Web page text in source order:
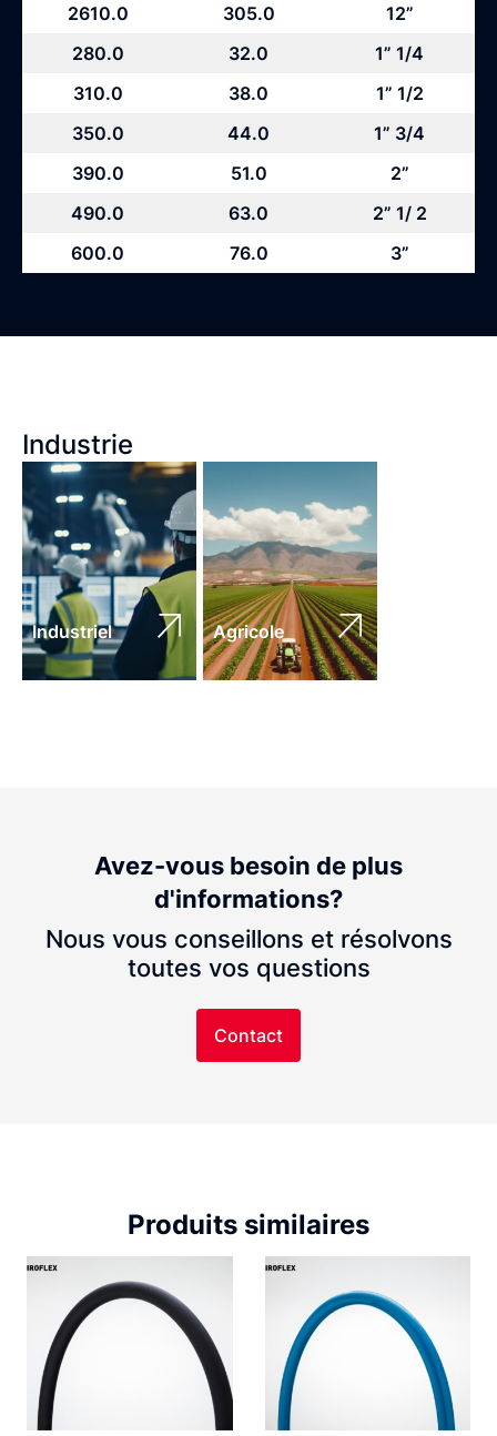
2610.0 305.0
12”
280.0
32.0
1” 1/4
310.0
38.0
1” 1/2
350.0
44.0
1” 3/4
390.0
51.0
2”
490.0
63.0
2” 1/ 2
600.0
76.0 3”
Industrie
Industriel Agricole
Avez-vous besoin de plus
d'informations?
Nous vous conseillons et résolvons
toutes vos questions
Contact
Produits similaires